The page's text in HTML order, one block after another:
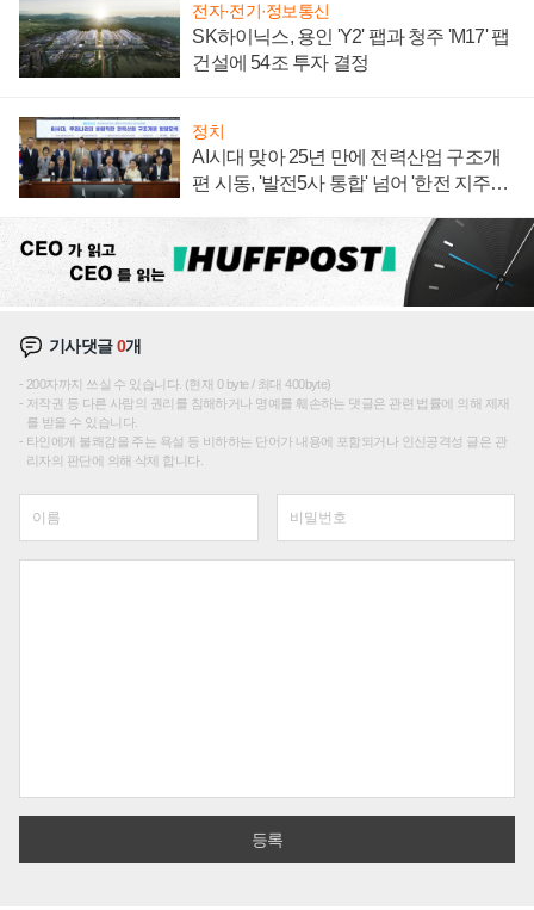
전자·전기·정보통신
SK하이닉스, 용인 'Y2' 팹과 청주 'M17' 팹
건설에 54조 투자 결정
정치
AI시대 맞아 25년 만에 전력산업 구조개
편 시동, '발전5사 통합' 넘어 '한전 지주사'
기사댓글0개
200자까지 쓰실 수 있습니다. (현재 0 byte / 최대 400byte)
저작권 등 다른 사람의 권리를 침해하거나 명예를 훼손하는 댓글은 관련 법률에 의해 제재
를 받을 수 있습니다.
타인에게 불쾌감을 주는 욕설 등 비하하는 단어가 내용에 포함되거나 인신공격성 글은 관
리자의 판단에 의해 삭제 합니다.